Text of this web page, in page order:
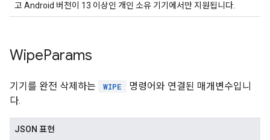
고 Android 버전이 13 이상인 개인 소유 기기에서만 지원됩니다.
WipeParams
기기를 완전 삭제하는 WIPE
명령어와 연결된 매개변수입니
다.
JSON 표현